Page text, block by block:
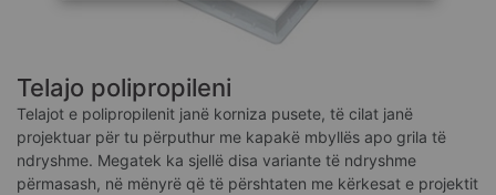
Telajo polipropileni
Telajot e polipropilenit janë korniza pusete, të cilat janë
projektuar për tu përputhur me kapakë mbyllës apo grila të
ndryshme. Megatek ka sjellë disa variante të ndryshme
përmasash, në mënyrë që të përshtaten me kërkesat e projektit